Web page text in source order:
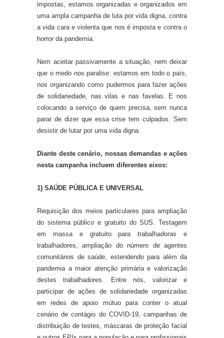
impostas, estamos organizadas e organizados em
uma ampla campanha de luta por vida digna, contra
a vida cara e violenta que nos é imposta e contra o
horror da pandemia.
Nem aceitar passivamente a situação, nem deixar
que o medo nos paralise: estamos em todo o país,
nos organizando como pudermos para fazer ações
de solidariedade, nas vilas e nas favelas. E nos
colocando a serviço de quem precisa, sem nunca
parar de dizer que essa crise tem culpados. Sem
desistir de lutar por uma vida digna.
Diante deste cenário, nossas demandas e ações
nesta campanha incluem diferentes eixos:
1) SAÚDE PÚBLICA E UNIVERSAL
Requisição dos meios particulares para ampliação
do sistema público e gratuito do SUS. Testagem
em massa e gratuito para trabalhadoras e
trabalhadores, ampliação do número de agentes
comunitários de saúde, estendendo para além da
pandemia a maior atenção primária e valorização
destes trabalhadores. Entre nós, valorizar e
participar de ações de solidariedade organizadas
em redes de apoio mútuo para conter o atual
cenário de contágio do COVID-19, campanhas de
distribuição de testes, máscaras de proteção facial